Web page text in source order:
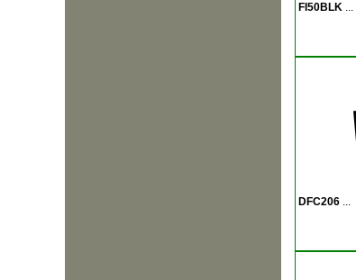
FI50BLK ...
DFC206 ...